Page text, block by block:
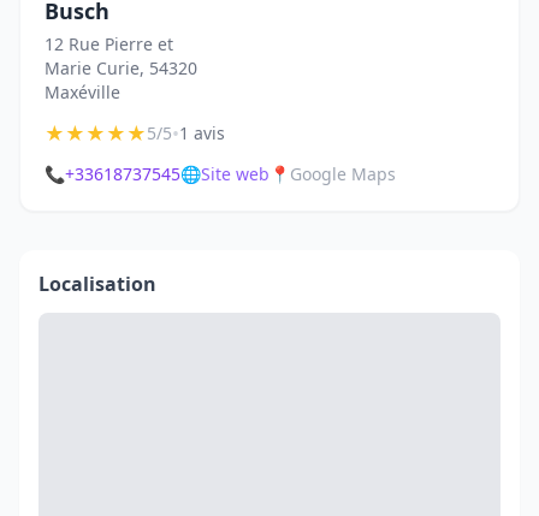
Busch
12 Rue Pierre et
Marie Curie, 54320
Maxéville
★★★★★5/5•1 avis
📞+33618737545🌐Site web 📍 Google Maps
Localisation